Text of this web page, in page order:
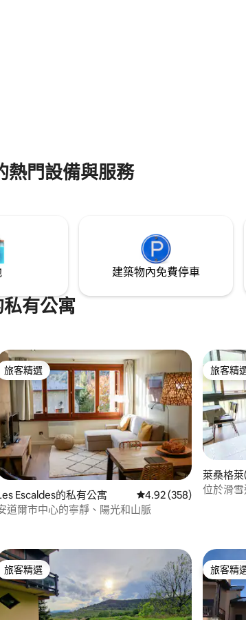
熱門設備與服務
建築物內免費停車
有公寓
得 4.94 的平均評分（滿分 5 分）
旅客精選
旅客精選
Escaldes的私有公寓 從 358 則評價中獲得
4.92 (358)
道爾市中心的寧靜、陽光和山脈
旅客精
旅客精
萊桑格萊
公寓
位於滑
旅客精選
旅客精選 旅客精
旅客精